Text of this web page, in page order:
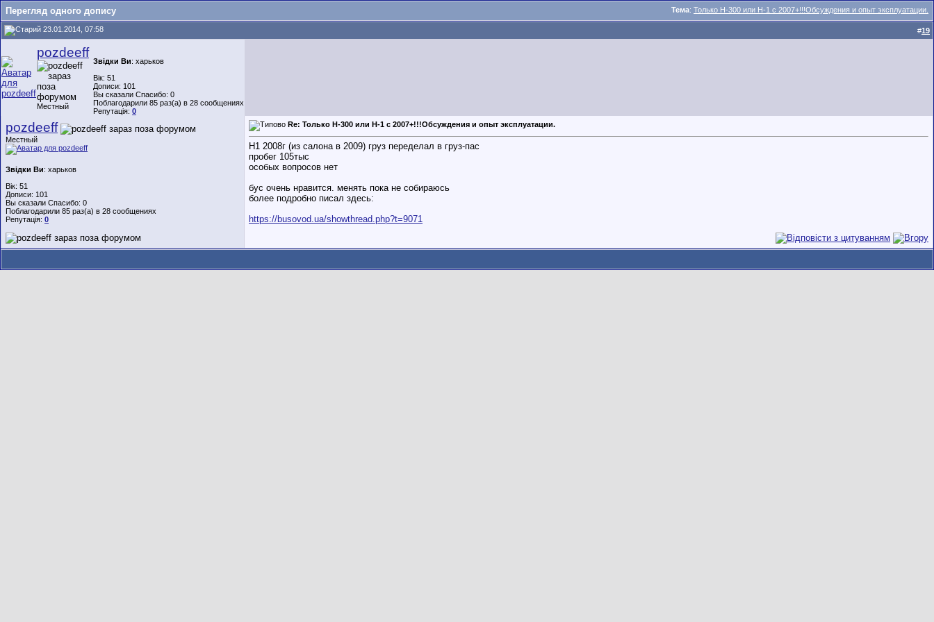
Тема: Только Н-300 или Н-1 с 2007+!!!Обсуждения и опыт эксплуатации.
Перегляд одного допису
23.01.2014, 07:58 #19
pozdeeff
Местный
Звідки Ви: харьков
Вік: 51
Дописи: 101
Вы сказали Спасибо: 0
Поблагодарили 85 раз(а) в 28 сообщениях
Репутація: 0
pozdeeff
Местный
Звідки Ви: харьков
Вік: 51
Дописи: 101
Вы сказали Спасибо: 0
Поблагодарили 85 раз(а) в 28 сообщениях
Репутація: 0
Re: Только Н-300 или Н-1 с 2007+!!!Обсуждения и опыт эксплуатации.
Н1 2008г (из салона в 2009) груз переделал в груз-пас
пробег 105тыс
особых вопросов нет
бус очень нравится. менять пока не собираюсь
более подробно писал здесь:
https://busovod.ua/showthread.php?t=9071